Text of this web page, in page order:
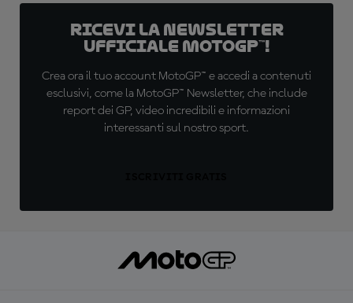
Ricevi la newsletter
ufficiale MotoGP™!
Crea ora il tuo account MotoGP™ e accedi a contenuti
esclusivi, come la MotoGP™ Newsletter, che include
report dei GP, video incredibili e informazioni
interessanti sul nostro sport.